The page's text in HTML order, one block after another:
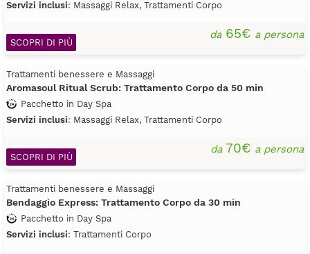
Servizi inclusi: Massaggi Relax, Trattamenti Corpo
da65€ a persona
SCOPRI DI PIÙ
Trattamenti benessere e Massaggi
Aromasoul Ritual Scrub: Trattamento Corpo da 50 min
Pacchetto in Day Spa
Servizi inclusi: Massaggi Relax, Trattamenti Corpo
da70€ a persona
SCOPRI DI PIÙ
Trattamenti benessere e Massaggi
Bendaggio Express: Trattamento Corpo da 30 min
Pacchetto in Day Spa
Servizi inclusi: Trattamenti Corpo